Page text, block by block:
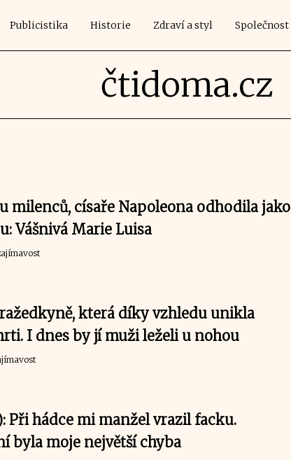
Publicistika Historie Zdraví a styl Společnost
čtidoma.cz
milenců, císaře Napoleona odhodila jako
Vášnivá Marie Luisa
která díky vzhledu unikla
I dnes by jí muži leželi u nohou
Při hádce mi manžel vrazil facku.
byla moje největší chyba